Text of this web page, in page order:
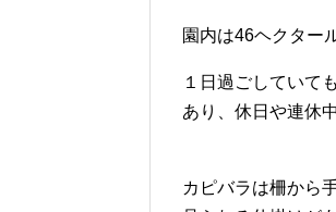
園内は46ヘクター
１日過ごしていて
あり、休日や連休
カピバラは柵から